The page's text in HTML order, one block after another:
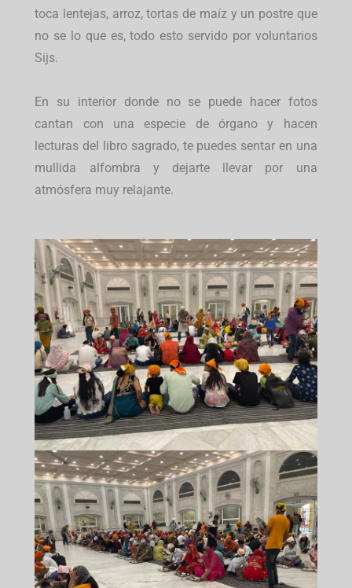
toca lentejas, arroz, tortas de maíz y un postre que
no se lo que es, todo esto servido por voluntarios
Sijs.
En su interior donde no se puede hacer fotos
cantan con una especie de órgano y hacen
lecturas del libro sagrado, te puedes sentar en una
mullida alfombra y dejarte llevar por una
atmósfera muy relajante.